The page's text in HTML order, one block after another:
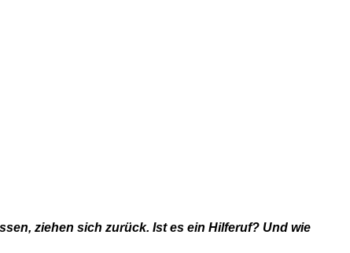
ziehen sich zurück. Ist es ein Hilferuf? Und wie